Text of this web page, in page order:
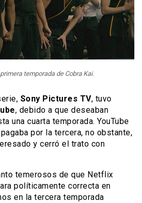
temporada de Cobra Kai.
Sony Pictures TV, tuvo
, debido a que deseaban
una cuarta temporada. YouTube
por la tercera, no obstante,
y cerró el trato con
temerosos de que Netflix
políticamente correcta en
en la tercera temporada